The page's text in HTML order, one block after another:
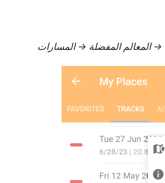
→ المعالم المفضلة → المسارات